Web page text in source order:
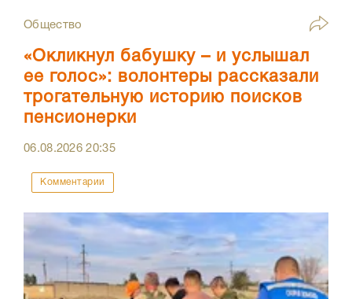
Общество
«Окликнул бабушку – и услышал
ее голос»: волонтеры рассказали
трогательную историю поисков
пенсионерки
06.08.202620:35
Комментарии